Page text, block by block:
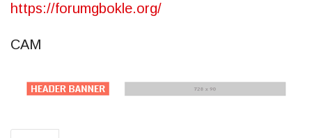
https://forumgbokle.org/
CAM